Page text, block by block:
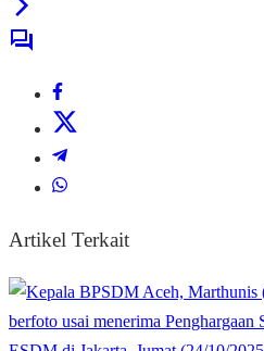
Artikel Terkait